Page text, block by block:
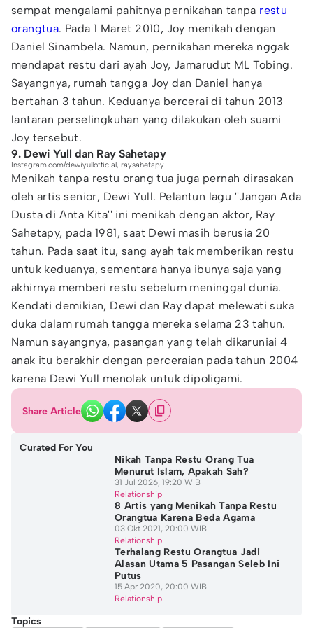
sempat mengalami pahitnya pernikahan tanpa restu
orangtua. Pada 1 Maret 2010, Joy menikah dengan
Daniel Sinambela. Namun, pernikahan mereka nggak
mendapat restu dari ayah Joy, Jamarudut ML Tobing.
Sayangnya, rumah tangga Joy dan Daniel hanya
bertahan 3 tahun. Keduanya bercerai di tahun 2013
lantaran perselingkuhan yang dilakukan oleh suami
Joy tersebut.
9. Dewi Yull dan Ray Sahetapy
Instagram.com/dewiyullofficial, raysahetapy
Menikah tanpa restu orang tua juga pernah dirasakan
oleh artis senior, Dewi Yull. Pelantun lagu ''Jangan Ada
Dusta di Anta Kita'' ini menikah dengan aktor, Ray
Sahetapy, pada 1981, saat Dewi masih berusia 20
tahun. Pada saat itu, sang ayah tak memberikan restu
untuk keduanya, sementara hanya ibunya saja yang
akhirnya memberi restu sebelum meninggal dunia.
Kendati demikian, Dewi dan Ray dapat melewati suka
duka dalam rumah tangga mereka selama 23 tahun.
Namun sayangnya, pasangan yang telah dikaruniai 4
anak itu berakhir dengan perceraian pada tahun 2004
karena Dewi Yull menolak untuk dipoligami.
Share Article
Curated For You
Nikah Tanpa Restu Orang Tua
Menurut Islam, Apakah Sah?
31 Jul 2026, 19:20 WIB
Relationship
8 Artis yang Menikah Tanpa Restu
Orangtua Karena Beda Agama
03 Okt 2021, 20:00 WIB
Relationship
Terhalang Restu Orangtua Jadi
Alasan Utama 5 Pasangan Seleb Ini
Putus
15 Apr 2020, 20:00 WIB
Relationship
Topics